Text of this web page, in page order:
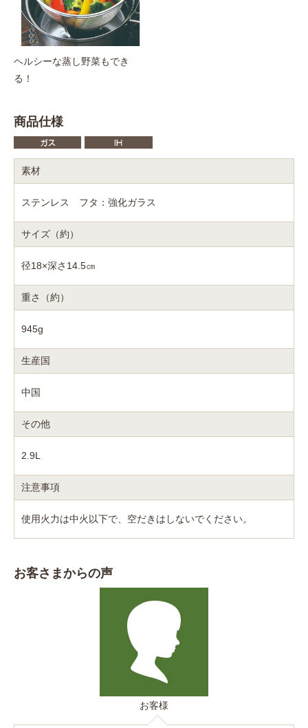
ヘルシーな蒸し野菜もでき
る！
商品仕様
素材
ステンレス フタ：強化ガラス
サイズ（約）
径18×深さ14.5㎝
重さ（約）
945g
生産国
中国
その他
2.9L
注意事項
使用火力は中火以下で、空だきはしないでください。
お客さまからの声
お客様